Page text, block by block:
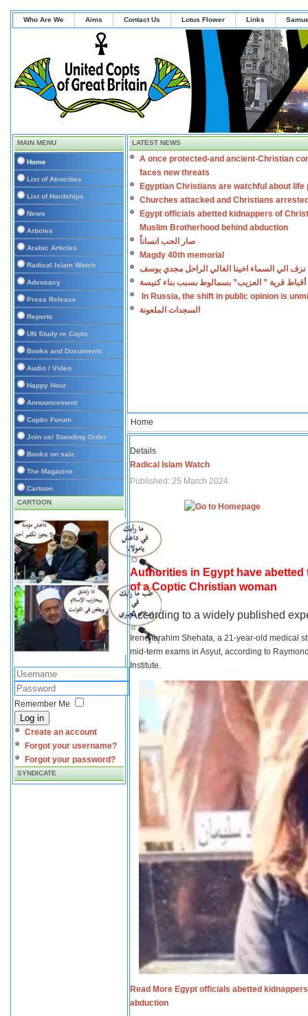
Who Are We Aims Contact Us Lotus Flower Links
MAIN MENU
Home
List of Atrocities
List of Hardships
News
Articles
Arabic Articles
Radical Islam Watch
Advocacy
Press Release
Reports
UN Study re Copts
Books and Documents
Audio / Video
Happy Hour
Announcement
Coptic Forum
Join us/ Standing Order
Books on sale
The Magazine
Cartoon
CARTOON
Remember Me
Log in
Create an account
Forgot your username?
Forgot your password?
SYNDICATE
LATEST NEWS
A once protected-and ancient-Christian
faces new threats
Egyptian Christians are watchful about life
Churches attacked and Christians
Egypt officials abetted kidnappers of
Muslim Brotherhood behind abduction
صار الحب انساناً
Magdy 40th memorial
نزف الي السماء اخينا الغالي الراحل مجدي يوسف
أقباط قرية ” العزيب” بسمالوط بسبب بناء كنيسة
In Russia, the shift in public opinion is
السجدات الملعونة
Home
Details
Radical Islam Watch
Published: 25 March 2024
Authorities in Egypt have
of a Coptic Christian woman
According to a widely published
Irene Ibrahim Shehata, a 21-year-old medical
mid-term exams in Asyut, according to
Institute.
Read More Egypt officials abetted
abduction